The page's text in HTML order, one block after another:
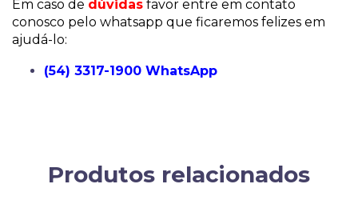
Em caso de dúvidas favor entre em contato
conosco pelo whatsapp que ficaremos felizes em
ajudá-lo:
(54) 3317-1900 WhatsApp
Produtos relacionados